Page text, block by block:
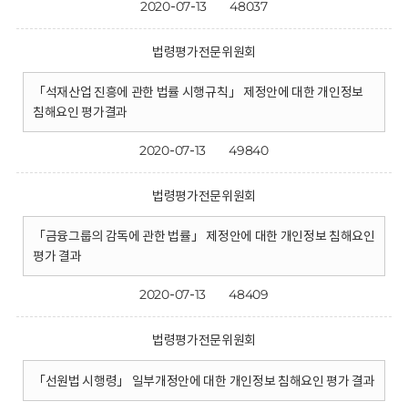
2020-07-13 48037
법령평가전문위원회
「석재산업 진흥에 관한 법률 시행규칙」 제정안에 대한 개인정보
침해요인 평가결과
2020-07-13 49840
법령평가전문위원회
「금융그룹의 감독에 관한 법률」 제정안에 대한 개인정보 침해요인
평가 결과
2020-07-13 48409
법령평가전문위원회
「선원법 시행령」 일부개정안에 대한 개인정보 침해요인 평가 결과